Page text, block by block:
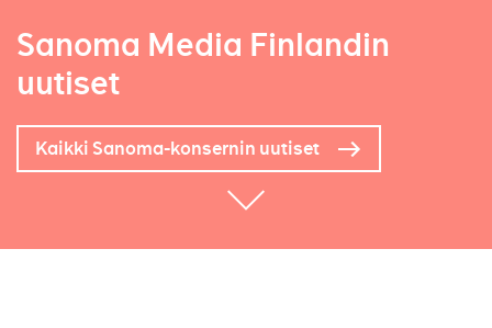
Sanoma Media Finlandin
uutiset
Kaikki Sanoma-konsernin uutiset